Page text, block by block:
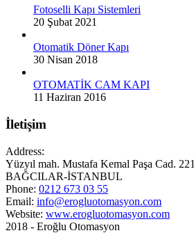
Fotoselli Kapı Sistemleri
20 Şubat 2021
Otomatik Döner Kapı
30 Nisan 2018
OTOMATİK CAM KAPI
11 Haziran 2016
İletişim
Address:
Yüzyıl mah. Mustafa Kemal Paşa Cad.
BAĞCILAR-İSTANBUL
Phone: 0212 673 03 55
Email: info@erogluotomasyon.com
Website: www.erogluotomasyon.com
2018 - Eroğlu Otomasyon